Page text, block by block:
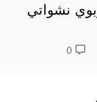
نشواتي
0